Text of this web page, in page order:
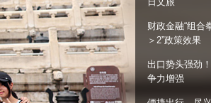
颜选攻略 海洋 时尚 天气
财政金融“组合
＞2”政策效果
出口势头强劲
争力增强